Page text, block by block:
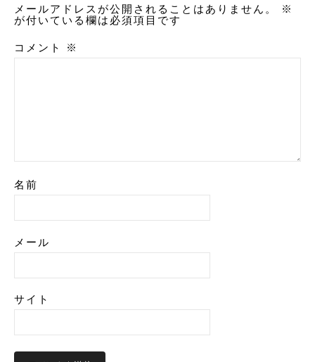
メールアドレスが公開されることはありません。
※
が付いている欄は必須項目です
コメント ※
名前
メール
サイト